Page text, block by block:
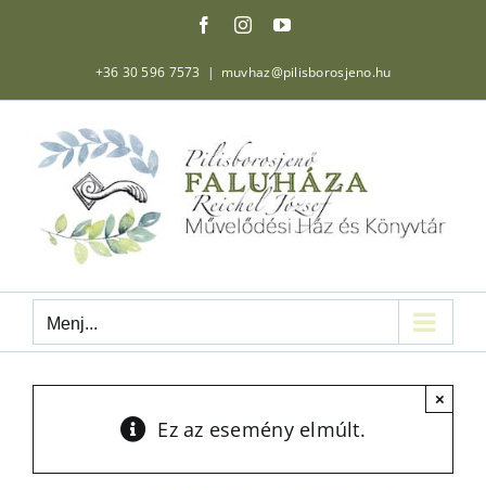
FacebookInstagramYouTube
+36 30 596 7573 | muvhaz@pilisborosjeno.hu
Menj...
Ez az esemény elmúlt.
×